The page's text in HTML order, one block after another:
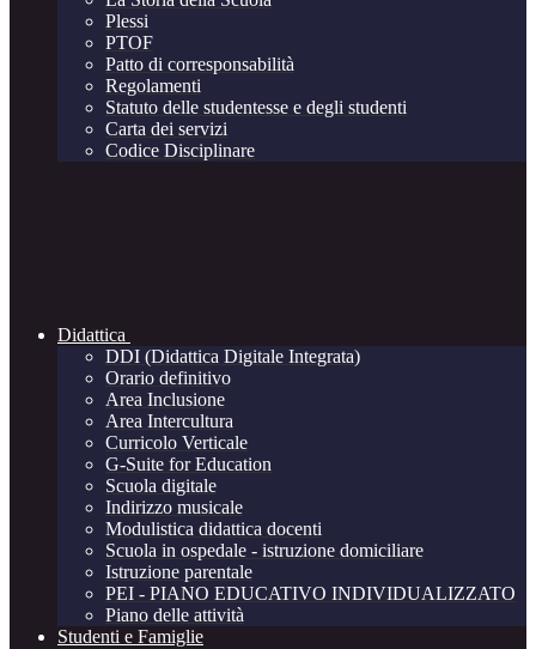
Plessi
PTOF
Patto di corresponsabilità
Regolamenti
Statuto delle studentesse e degli studenti
Carta dei servizi
Codice Disciplinare
Didattica
DDI (Didattica Digitale Integrata)
Orario definitivo
Area Inclusione
Area Intercultura
Curricolo Verticale
G-Suite for Education
Scuola digitale
Indirizzo musicale
Modulistica didattica docenti
Scuola in ospedale - istruzione domiciliare
Istruzione parentale
PEI - PIANO EDUCATIVO INDIVIDUALIZZATO
Piano delle attività
Studenti e Famiglie